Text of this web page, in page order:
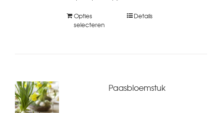
Opties
selecteren
Details
Paasbloemstuk